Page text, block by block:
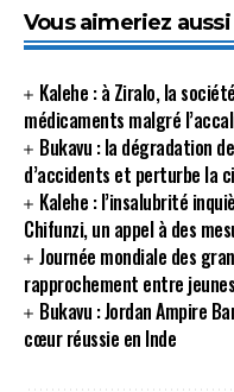
Vous aimeriez aussi
Kalehe : à Ziralo, la
médicaments malgré
Bukavu : la dégradation
d’accidents et perturbe la
Kalehe : l’insalubrité
Chifunzi, un appel à des
Journée mondiale des
rapprochement entre
Bukavu : Jordan Ampire
cœur réussie en Inde